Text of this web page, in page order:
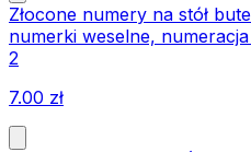
Złocone numery na stół
numerki weselne,
2
7.00 zł